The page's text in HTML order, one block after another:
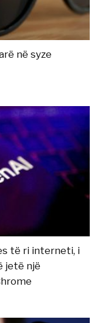
në syze
të ri interneti, i
jetë një